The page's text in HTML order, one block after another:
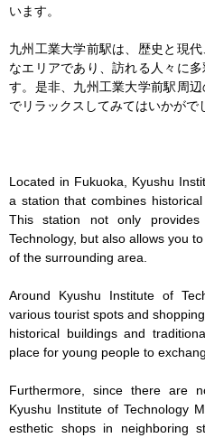
います。
九州工業大学前駅は、歴史と現
なエリアであり、訪れる人々に
す。是非、九州工業大学前駅周
でリラックスしてみてはいかがで
Located in Fukuoka, Kyushu
a station that combines
This station not only
Technology, but also allows you
of the surrounding area.
Around Kyushu Institute of
various tourist spots and
historical buildings and
place for young people to
Furthermore, since there are
Kyushu Institute of Technology
esthetic shops in neighboring